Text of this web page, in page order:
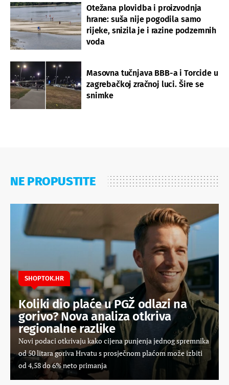
Otežana plovidba i proizvodnja
hrane: suša nije pogodila samo
rijeke, snizila je i razine podzemnih
voda
Masovna tučnjava BBB-a i Torcide u
zagrebačkoj zračnoj luci. Šire se
snimke
NE PROPUSTITE
SHOPTOK.HR
Koliki dio plaće u PGŽ odlazi na
gorivo? Nova analiza otkriva
regionalne razlike​
Novi podaci otkrivaju kako cijena punjenja jednog spremnika
od 50 litara goriva Hrvatu s prosječnom plaćom može izbiti
od 4,58 do 6% neto primanja